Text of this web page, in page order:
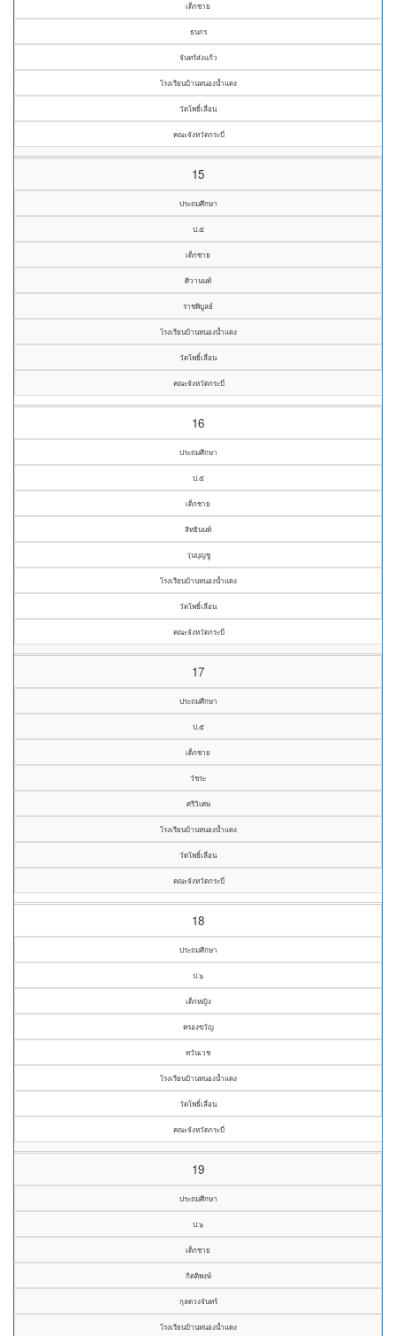
เด็กชาย
ธนกร
จันทร์ส่งแก้ว
โรงเรียนบ้านหนองน้ำแดง
วัดโพธิ์เลื่อน
คณะจังหวัดกระบี่
15
ประถมศึกษา
ป.๕
เด็กชาย
ศิวานนท์
ราชพิบูลย์
โรงเรียนบ้านหนองน้ำแดง
วัดโพธิ์เลื่อน
คณะจังหวัดกระบี่
16
ประถมศึกษา
ป.๕
เด็กชาย
สิทธินนท์
วุ่นบุญชู
โรงเรียนบ้านหนองน้ำแดง
วัดโพธิ์เลื่อน
คณะจังหวัดกระบี่
17
ประถมศึกษา
ป.๕
เด็กชาย
วัชระ
ศรีวิเศษ
โรงเรียนบ้านหนองน้ำแดง
วัดโพธิ์เลื่อน
คณะจังหวัดกระบี่
18
ประถมศึกษา
ป.๖
เด็กหญิง
ครองขวัญ
ทวันเวช
โรงเรียนบ้านหนองน้ำแดง
วัดโพธิ์เลื่อน
คณะจังหวัดกระบี่
19
ประถมศึกษา
ป.๖
เด็กชาย
กิตติพงษ์
กุลดวงจันทร์
โรงเรียนบ้านหนองน้ำแดง